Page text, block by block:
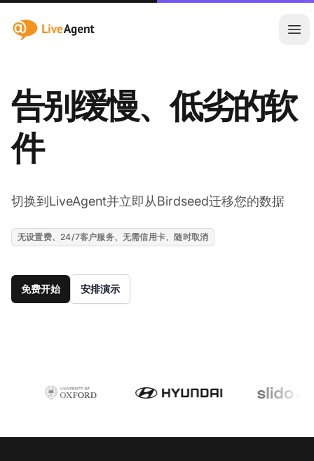
:site.title
告别缓慢、低劣的软
件
切换到LiveAgent并立即从Birdseed迁移您的数据
无设置费、24/7客户服务、无需信用卡、随时取消
免费开始 安排演示